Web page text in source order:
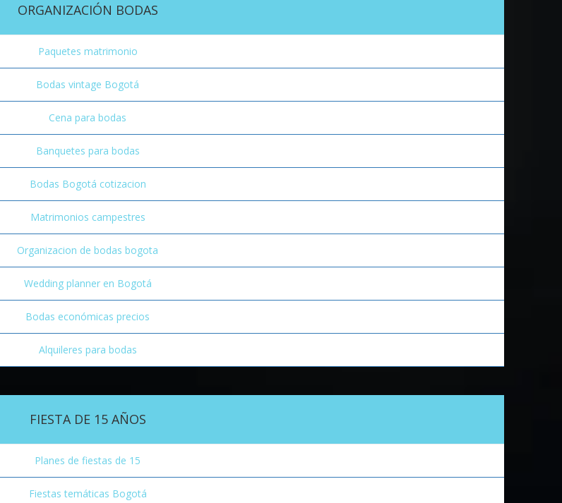
ORGANIZACIÓN BODAS
Paquetes matrimonio
Bodas vintage Bogotá
Cena para bodas
Banquetes para bodas
Bodas Bogotá cotizacion
Matrimonios campestres
Organizacion de bodas bogota
Wedding planner en Bogotá
Bodas económicas precios
Alquileres para bodas
FIESTA DE 15 AÑOS
Planes de fiestas de 15
Fiestas temáticas Bogotá